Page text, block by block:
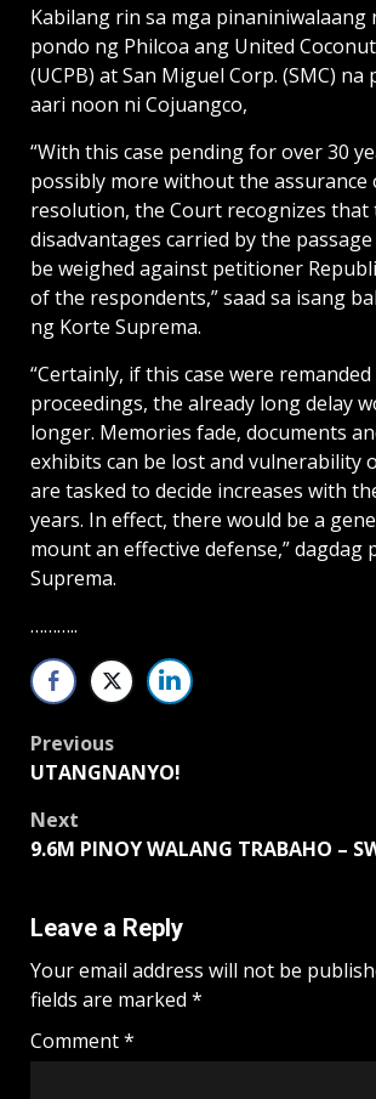
Kabilang rin sa mga pinaniniwalaang
pondo ng Philcoa ang United
(UCPB) at San Miguel Corp. (SMC) na
aari noon ni Cojuangco,
“With this case pending for over 30
possibly more without the assurance
resolution, the Court recognizes that
disadvantages carried by the
be weighed against petitioner
of the respondents,” saad sa isang
ng Korte Suprema.
“Certainly, if this case were
proceedings, the already long delay
longer. Memories fade, documents
exhibits can be lost and vulnerability
are tasked to decide increases with
years. In effect, there would be a
mount an effective defense,” dagdag
Suprema.
………..
Post
Previous
UTANGNANYO!
Next
9.6M PINOY WALANG TRABAHO –
Leave a Reply
Your email address will not be
fields are marked *
Comment*